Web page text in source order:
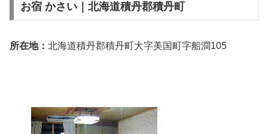
お宿 かさい｜北海道積丹郡積丹町
所在地： 北海道積丹郡積丹町大字美国町字船澗105